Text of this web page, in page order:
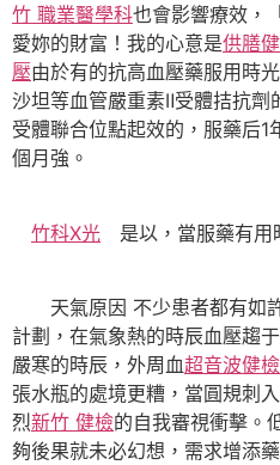
竹 職業醫學科也會影響療效，
愛妳的財富！我的心意是供膳
壓由於有的抗高血壓藥服用時
沙坦等血管嚴重素Ⅱ受體拮抗
受體聯合位點起效的，服藥后
個月強。
竹科X光 是以，當服藥有用
天氣原因 不少患者都有如
計劃，在氣象熱的時辰血壓趨
嚴寒的時辰，外周血超音波健檢
張水瓶的處境更糟，當圓規刺
烈新竹 健檢的自我審視衝擊。
夠後果就未必幻想，需求增添